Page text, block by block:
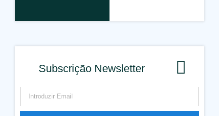
Subscrição Newsletter